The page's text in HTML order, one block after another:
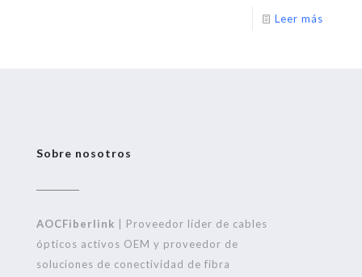
Leer más
Sobre nosotros
AOCFiberlink | Proveedor líder de cables
ópticos activos OEM y proveedor de
soluciones de conectividad de fibra